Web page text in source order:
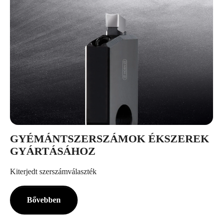
GYÉMÁNTSZERSZÁMOK ÉKSZEREK
GYÁRTÁSÁHOZ
Kiterjedt szerszámválaszték
Bővebben